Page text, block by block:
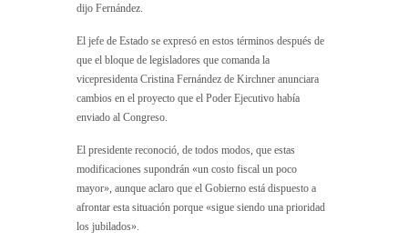
dijo Fernández.
El jefe de Estado se expresó en estos términos después de
que el bloque de legisladores que comanda la
vicepresidenta Cristina Fernández de Kirchner anunciara
cambios en el proyecto que el Poder Ejecutivo había
enviado al Congreso.
El presidente reconoció, de todos modos, que estas
modificaciones supondrán «un costo fiscal un poco
mayor», aunque aclaro que el Gobierno está dispuesto a
afrontar esta situación porque «sigue siendo una prioridad
los jubilados».